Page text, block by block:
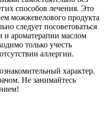
способов лечения. Это
можжевелового продукта
следует посоветоваться
и ароматерапии маслом
только учесть
аллергии.